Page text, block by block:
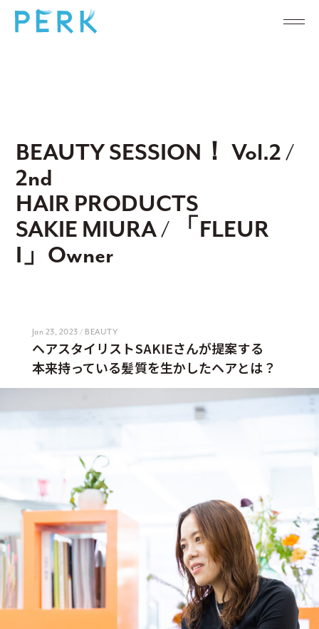
BEAUTY SESSION！ Vol.2 /
2nd
HAIR PRODUCTS
SAKIE MIURA / 「FLEUR
I」Owner
Jan 23, 2023 / BEAUTY
ヘアスタイリストSAKIEさんが提案する
本来持っている髪質を生かしたヘアとは？